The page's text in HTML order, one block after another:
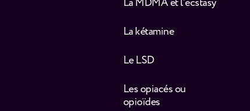
La kétamine
Le LSD
Les opiacés ou
opioïdes